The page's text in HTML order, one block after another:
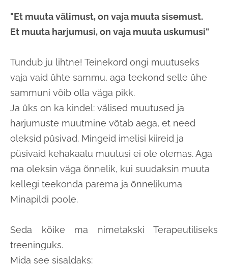
"Et muuta välimust, on vaja muuta sisemust.
Et muuta harjumusi, on vaja muuta uskumusi"
Tundub ju lihtne! Teinekord ongi muutuseks
vaja vaid ühte sammu, aga teekond selle ühe
sammuni võib olla väga pikk.
Ja üks on ka kindel: välised muutused ja
harjumuste muutmine võtab aega, et need
oleksid püsivad. Mingeid imelisi kiireid ja
püsivaid kehakaalu muutusi ei ole olemas. Aga
ma oleksin väga õnnelik, kui suudaksin muuta
kellegi teekonda parema ja õnnelikuma
Minapildi poole.
Seda kõike ma nimetakski Terapeutiliseks
treeninguks.
Mida see sisaldaks: